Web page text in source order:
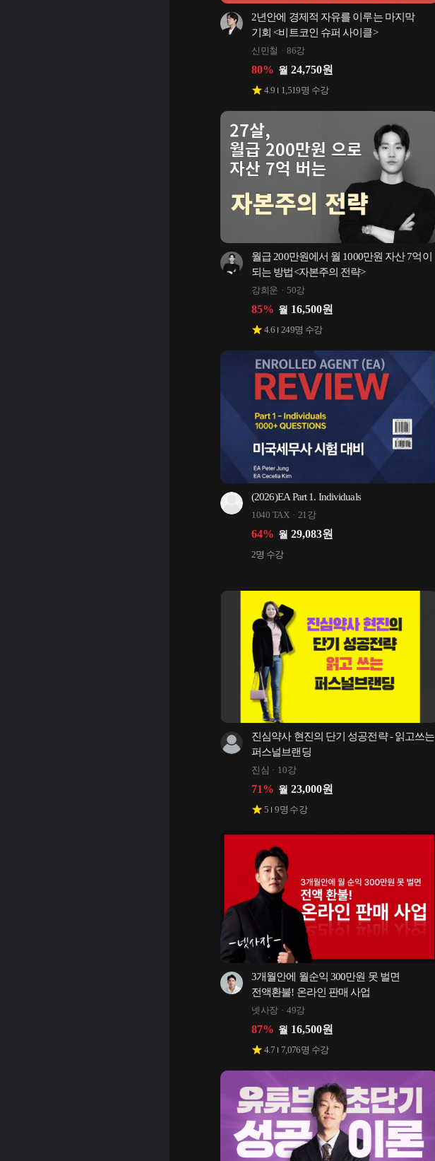
2년안에 경제적 자유를 이루는 마지막
기회 <비트코인 슈퍼 사이클>
신민철 86강
80% 월 24,750원
4.9 1,519명 수강
월급 200만원에서 월 1000만원 자산 7억이
되는 방법<자본주의 전략>
강희운 50강
85% 월 16,500원
4.6 249명 수강
(2026)EA Part 1. Individuals
1040 TAX 21강
64% 월 29,083원
2명 수강
진심약사 현진의 단기 성공전략 - 읽고쓰는
퍼스널브랜딩
진심 10강
71% 월 23,000원
5 9명 수강
3개월안에 월순익 300만원 못 벌면
전액환불! 온라인 판매 사업
넷사장 49강
87% 월 16,500원
4.7 7,076명 수강